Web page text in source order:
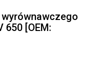
650 [OEM: